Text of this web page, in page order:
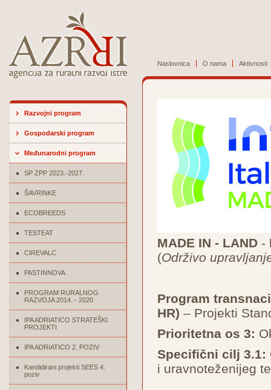
Naslovnica O nama Aktivnosti
Razvojni program
Gospodarski program
Međunarodni program
SP ZPP 2023.-2027.
ŠAVRINKE
ECOBREEDS
TESTEAT
CIREVALC
PASTINNOVA
PROGRAM RURALNOG
RAZVOJA 2014. - 2020
IPA ADRIATICO STRATEŠKI
PROJEKTI
IPA ADRIATICO 2. POZIV
Kandidirani projekti SEES 4.
poziv
MADE IN - LAND -
(Održivo
Program
HR) – Projekti
Prioritetna os 3:
Specifični cilj 3.1:
i uravnoteženijeg